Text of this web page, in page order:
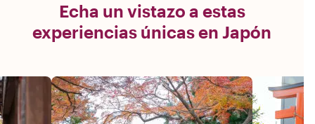
Echa un vistazo a estas
experiencias únicas en Japón